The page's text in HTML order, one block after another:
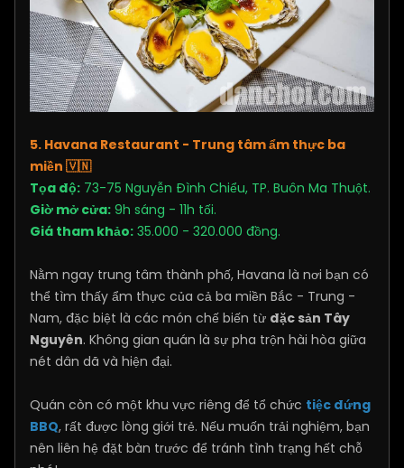
5. Havana Restaurant - Trung tâm ẩm thực ba
miền 🇻🇳
Tọa độ: 73-75 Nguyễn Đình Chiểu, TP. Buôn Ma Thuột.
Giờ mở cửa: 9h sáng - 11h tối.
Giá tham khảo: 35.000 - 320.000 đồng.
Nằm ngay trung tâm thành phố, Havana là nơi bạn có
thể tìm thấy ẩm thực của cả ba miền Bắc - Trung -
Nam, đặc biệt là các món chế biến từ đặc sản Tây
Nguyên. Không gian quán là sự pha trộn hài hòa giữa
nét dân dã và hiện đại.
Quán còn có một khu vực riêng để tổ chức tiệc đứng
BBQ, rất được lòng giới trẻ. Nếu muốn trải nghiệm, bạn
nên liên hệ đặt bàn trước để tránh tình trạng hết chỗ